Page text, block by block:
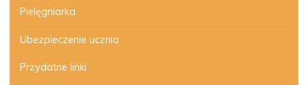
Pielęgniarka
Ubezpieczenie ucznia
Przydatne linki